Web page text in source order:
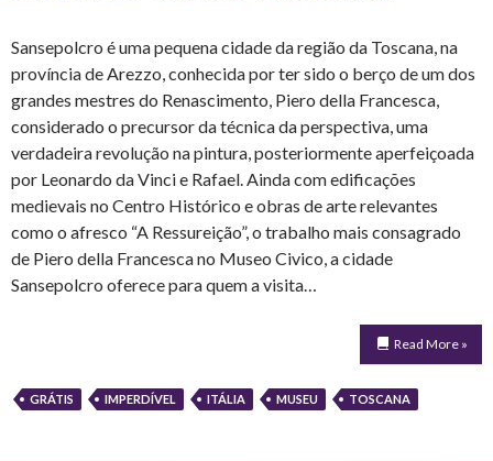
Sansepolcro é uma pequena cidade da região da Toscana, na
província de Arezzo, conhecida por ter sido o berço de um dos
grandes mestres do Renascimento, Piero della Francesca,
considerado o precursor da técnica da perspectiva, uma
verdadeira revolução na pintura, posteriormente aperfeiçoada
por Leonardo da Vinci e Rafael. Ainda com edificações
medievais no Centro Histórico e obras de arte relevantes
como o afresco “A Ressureição”, o trabalho mais consagrado
de Piero della Francesca no Museo Civico, a cidade
Sansepolcro oferece para quem a visita…
Read More »
GRÁTIS IMPERDÍVEL ITÁLIA MUSEU TOSCANA